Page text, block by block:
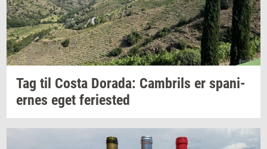
Tag til Costa Dora­da: Cam­brils er spa­ni­
er­nes eget fe­ri­e­sted